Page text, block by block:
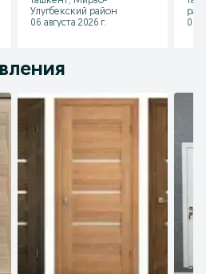
эшиклар
Улугбекский район
06 августа 2026 г.
06